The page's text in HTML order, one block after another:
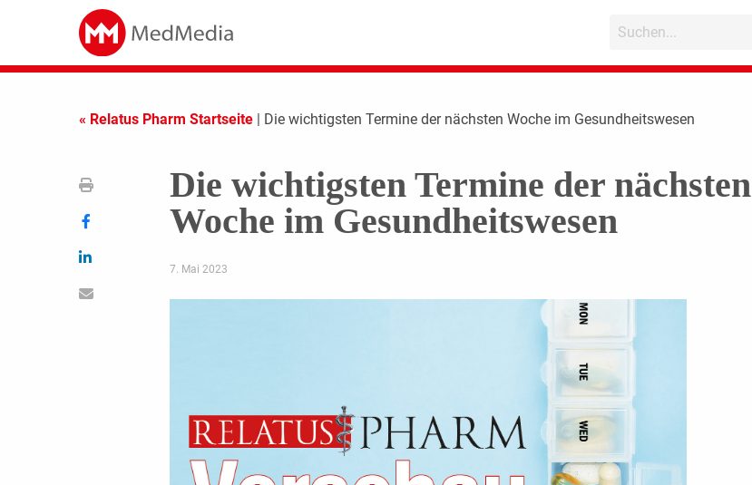
« Relatus Pharm Startseite | Die wichtigsten Termine der nächsten Woche im Gesundheitswesen
Die wichtigsten Termine der nächsten
Woche im Gesundheitswesen
7. Mai 2023